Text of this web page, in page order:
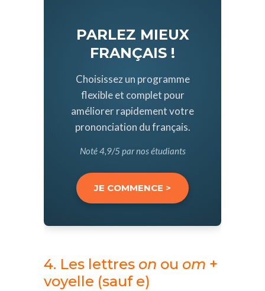
PARLEZ MIEUX
FRANÇAIS !
Choisissez un programme
flexible et complet pour
améliorer rapidement votre
prononciation du français.
Noté 4,9/5 par nos étudiants
JE COMMENCE >
4. Les lettres on ou om +
voyelle (sauf e)